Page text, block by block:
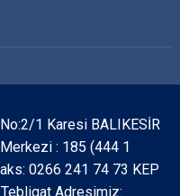
No:2/1 Karesi BALIKESİR
: 185 (444 1
0266 241 74 73 KEP
Adresimiz: